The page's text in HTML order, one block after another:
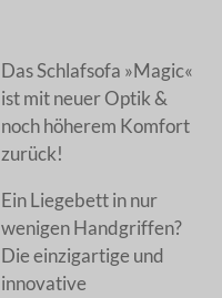
Das Schlafsofa »Magic«
ist mit neuer Optik &
noch höherem Komfort
zurück!
Ein Liegebett in nur
wenigen Handgriffen?
Die einzigartige und
innovative